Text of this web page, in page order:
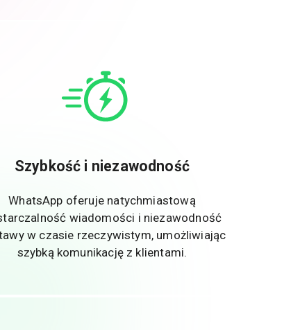
Szybkość i niezawodność
WhatsApp oferuje natychmiastową
wiadomości i niezawodność
w czasie rzeczywistym, umożliwiając
szybką komunikację z klientami.